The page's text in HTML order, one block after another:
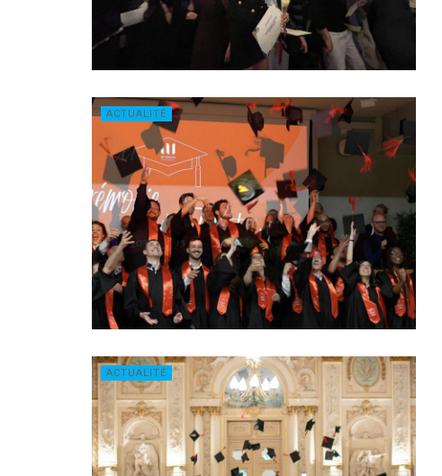
ACTUALITÉ
ACTUALITÉ